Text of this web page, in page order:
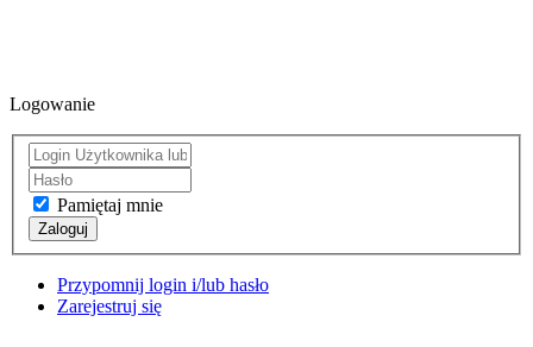
Logowanie
Pamiętaj mnie
Zaloguj
Przypomnij login i/lub hasło
Zarejestruj się